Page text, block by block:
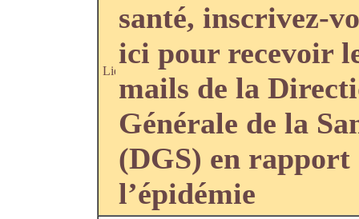
santé, inscrivez-
ici pour recevoir
mails de la
Générale de la
(DGS) en rapport
l’épidémie